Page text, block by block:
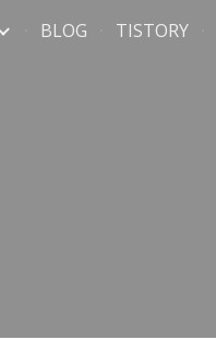
Skip to navigation
BLOG TISTORY